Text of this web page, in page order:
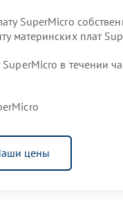
SuperMicro
материнских плат
в течении
цены